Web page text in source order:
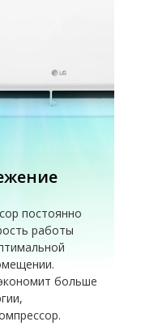
постоянно
работы
больше